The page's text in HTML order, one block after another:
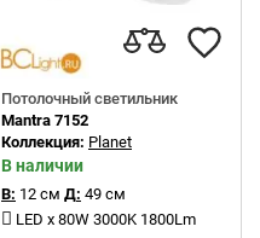
Потолочный светильник
Mantra 7152
Коллекция: Planet
В наличии
В: 12 см Д: 49 см
LED x 80W 3000K 1800Lm